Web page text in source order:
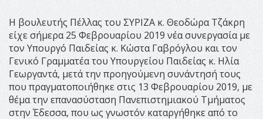
Η βουλευτής Πέλλας του ΣΥΡΙΖΑ κ. Θεοδώρα Τζάκρη
είχε σήμερα 25 Φεβρουαρίου 2019 νέα συνεργασία με
τον Υπουργό Παιδείας κ. Κώστα Γαβρόγλου και τον
Γενικό Γραμματέα του Υπουργείου Παιδείας κ. Ηλία
Γεωργαντά, μετά την προηγούμενη συνάντησή τους
που πραγματοποιήθηκε στις 13 Φεβρουαρίου 2019, με
θέμα την επανασύσταση Πανεπιστημιακού Τμήματος
στην Έδεσσα, που ως γνωστόν καταργήθηκε από το